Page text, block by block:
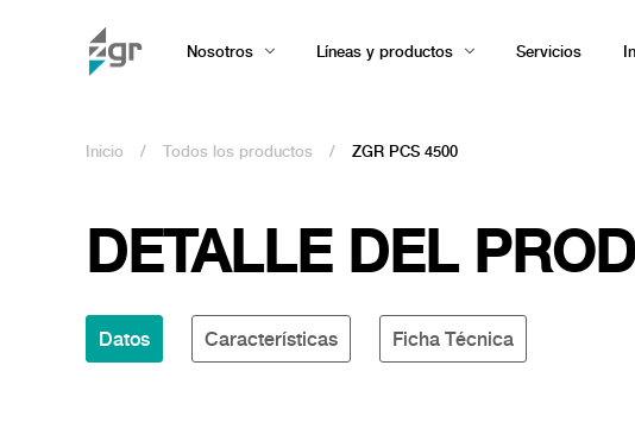
Nosotros Líneas y productos Servicios
Inicio / Todos los productos / ZGR PCS 4500
DETALLE DEL
Datos Características Ficha Técnica